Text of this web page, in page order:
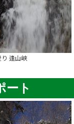
逢山峡
ート